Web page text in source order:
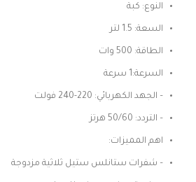
النوع: كبة
السعة: 1.5 لتر
الطاقة: 500 وات
السرعة:1 سرعة
– الجهد الكهربائي: 220-240 فولت
– التردد: 50/60 هرتز
اهم المميزات:
– شفرات ستانلس ستيل ثلاثية مزدوجة